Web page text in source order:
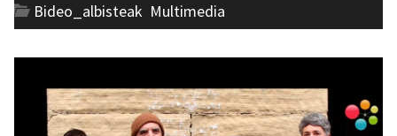
Bideo_albisteak Multimedia